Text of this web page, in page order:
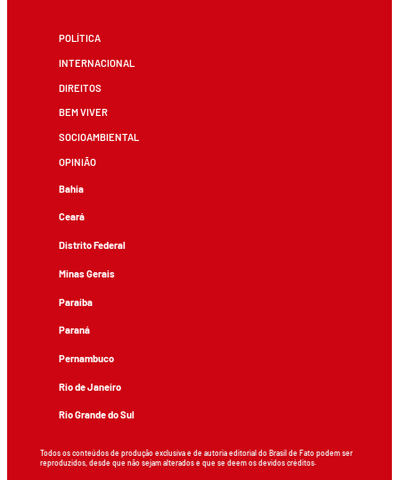
POLÍTICA
INTERNACIONAL
DIREITOS
BEM VIVER
SOCIOAMBIENTAL
OPINIÃO
Bahia
Ceará
Distrito Federal
Minas Gerais
Paraíba
Paraná
Pernambuco
Rio de Janeiro
Rio Grande do Sul
Todos os conteúdos de produção exclusiva e de autoria editorial do Brasil de Fato podem ser
reproduzidos, desde que não sejam alterados e que se deem os devidos créditos.